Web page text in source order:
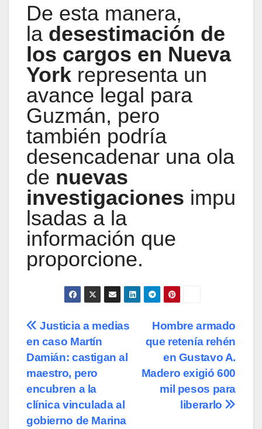
De esta manera,
la desestimación de
los cargos en Nueva
York representa un
avance legal para
Guzmán, pero
también podría
desencadenar una ola
de nuevas
investigaciones impu
lsadas a la
información que
proporcione.
Navegación
de
entradas
Hombre armado
que retenía rehén
en Gustavo A.
Madero exigió 600
mil pesos para
liberarlo
Justicia a medias
en caso Martín
Damián: castigan al
maestro, pero
encubren a la
clínica vinculada al
gobierno de Marina